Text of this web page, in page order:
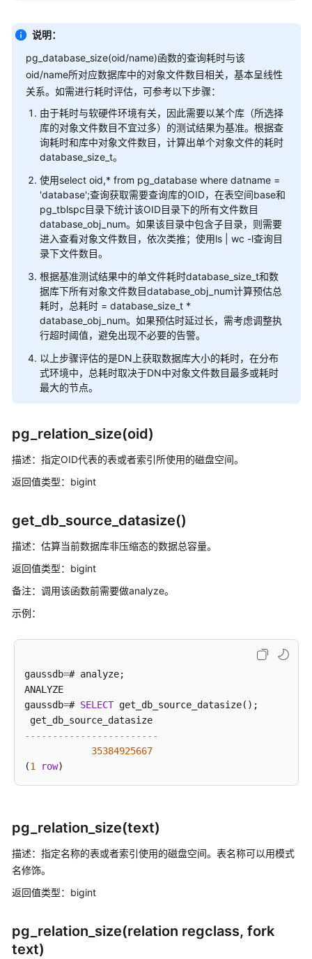
指
南
（集
中
式
10.x）
开
指
南
（分
布
式
_V2.0-
8.x）
数
据
库
统
概
数
库
安
数
库
使
入
设
计
建
议
用
程
发
教
SQL
优
说明：
pg_database_size(oid/name)函数的查询耗时与该
oid/name所对应数据库中的对象文件数目相关，基本呈线性
关系。如需进行耗时评估，可参考以下步骤：
由于耗时与软硬件环境有关，因此需要以某个库（所选择
库的对象文件数目不宜过多）的测试结果为基准。根据查
询耗时和库中对象文件数目，计算出单个对象文件的耗时
database_size_t。
使用select oid,* from pg_database where datname =
'database';查询获取需要查询库的OID，在表空间base和
pg_tblspc目录下统计该OID目录下的所有文件数目
database_obj_num。如果该目录中包含子目录，则需要
进入查看对象文件数目，依次类推；使用ls | wc -l查询目
录下文件数目。
根据基准测试结果中的单文件耗时database_size_t和数
据库下所有对象文件数目database_obj_num计算预估总
耗时，总耗时 = database_size_t *
database_obj_num。如果预估时延过长，需考虑调整执
行超时阈值，避免出现不必要的告警。
以上步骤评估的是DN上获取数据库大小的耗时，在分布
式环境中，总耗时取决于DN中对象文件数目最多或耗时
最大的节点。
pg_relation_size(oid)
描述：指定OID代表的表或者索引所使用的磁盘空间。
返回值类型：bigint
get_db_source_datasize()
描述：估算当前数据库非压缩态的数据总容量。
返回值类型：bigint
备注：调用该函数前需要做analyze。
示例：
gaussdb=# analyze;
ANALYZE
gaussdb=# SELECT get_db_source_datasize();
------------------------
35384925667
(1 row
pg_relation_size(text)
描述：指定名称的表或者索引使用的磁盘空间。表名称可以用模式
名修饰。
返回值类型：bigint
pg_relation_size(relation regclass, fork
text)